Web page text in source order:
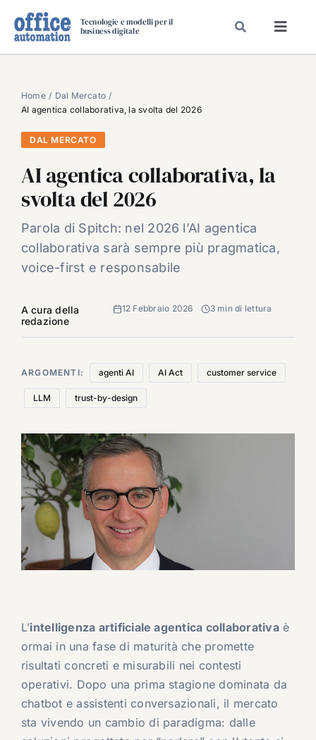
Tecnologie e modelli per il
business digitale
SPECIAL PAPER
TAVOLE ROTONDE DI REDAZIONE
DAL MERCATO
CARRIERE
VIDEO
EVENTI
CHI SIAMO
Home
Dal Mercato
AI agentica collaborativa, la svolta del 2026
DAL MERCATO
AI agentica collaborativa, la
svolta del 2026
Parola di Spitch: nel 2026 l’AI agentica
collaborativa sarà sempre più pragmatica,
voice-first e responsabile
A cura della
redazione
12 Febbraio 2026 3 min di lettura
ARGOMENTI: agenti AI AI Act customer service
LLM trust-by-design
L’intelligenza artificiale agentica collaborativaè
ormai in una fase di maturità che promette
risultati concreti e misurabili nei contesti
operativi. Dopo una prima stagione dominata da
chatbot e assistenti conversazionali, il mercato
sta vivendo un cambio di paradigma: dalle